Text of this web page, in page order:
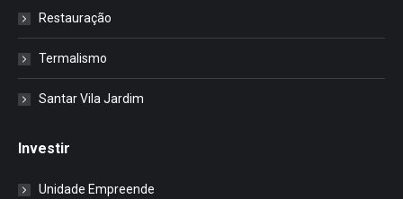
Restauração
Termalismo
Santar Vila Jardim
Investir
Unidade Empreende